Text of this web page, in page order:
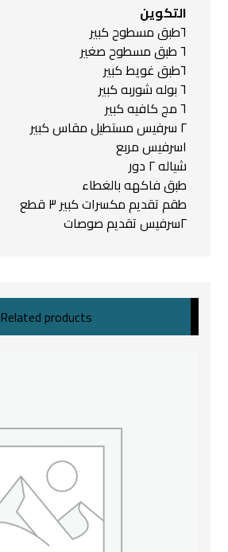
التكوين
٦طبق مسطوح كبير
٦ طبق مسطوح صغير
٦طبق غويط كبير
٦ بوله شوربه كبير
٦ مج كافيه كبير
٢ سرفيس مستطيل مقاس كبير
١سرفيس مربع
شياله ٢ دور
طبق فاكهه بالغطاء
طقم تقديم مكسرات كبير ٣ قطع
٢سرفيس تقديم صوصات
Related products